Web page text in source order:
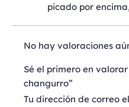
picado por
No hay valoraciones
Sé el primero en
changurro”
Tu dirección de correo